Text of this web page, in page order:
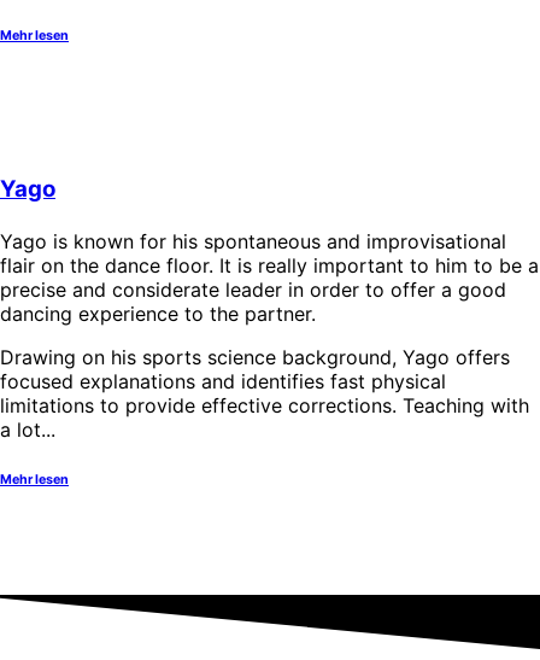
Mehr lesen
Yago
Yago is known for his spontaneous and improvisational
flair on the dance floor. It is really important to him to be a
precise and considerate leader in order to offer a good
dancing experience to the partner.
Drawing on his sports science background, Yago offers
focused explanations and identifies fast physical
limitations to provide effective corrections. Teaching with
a lot...
Mehr lesen